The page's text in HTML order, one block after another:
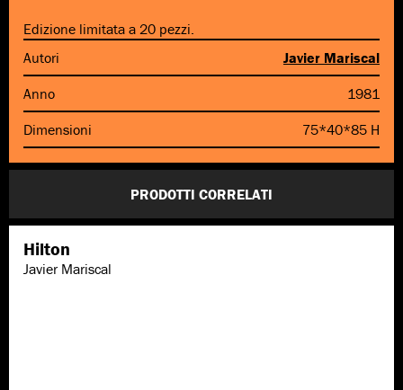
Edizione limitata a 20 pezzi.
Autori
Javier Mariscal
Anno
1981
Dimensioni
75*40*85 H
PRODOTTI CORRELATI
Hilton
Javier Mariscal